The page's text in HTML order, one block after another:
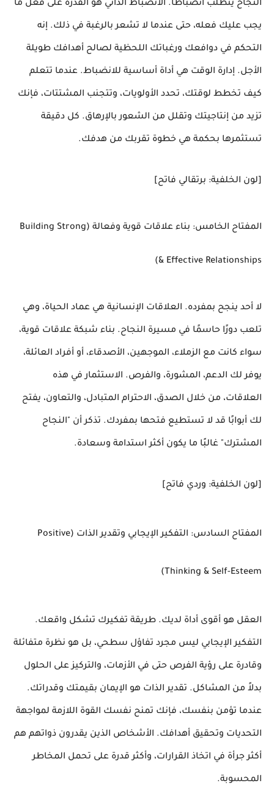
النجاح يتطلب انضباطًا. الانضباط الذاتي هو القدرة على فعل ما
يجب عليك فعله، حتى عندما لا تشعر بالرغبة في ذلك. إنه
التحكم في دوافعك ورغباتك اللحظية لصالح أهدافك طويلة
الأجل. إدارة الوقت هي أداة أساسية للانضباط. عندما تتعلم
كيف تخطط لوقتك، تحدد الأولويات، وتتجنب المشتتات، فإنك
تزيد من إنتاجيتك وتقلل من الشعور بالإرهاق. كل دقيقة
تستثمرها بحكمة هي خطوة تقربك من هدفك.
[لون الخلفية: برتقالي فاتح]
المفتاح الخامس: بناء علاقات قوية وفعالة (Building Strong
& Effective Relationships)
لا أحد ينجح بمفرده. العلاقات الإنسانية هي عماد الحياة، وهي
تلعب دورًا حاسمًا في مسيرة النجاح. بناء شبكة علاقات قوية،
سواء كانت مع الزملاء، الموجهين، الأصدقاء، أو أفراد العائلة،
يوفر لك الدعم، المشورة، والفرص. الاستثمار في هذه
العلاقات، من خلال الصدق، الاحترام المتبادل، والتعاون، يفتح
لك أبوابًا قد لا تستطيع فتحها بمفردك. تذكر أن "النجاح
المشترك" غالبًا ما يكون أكثر استدامة وسعادة.
[لون الخلفية: وردي فاتح]
المفتاح السادس: التفكير الإيجابي وتقدير الذات (Positive
Thinking & Self-Esteem)
العقل هو أقوى أداة لديك. طريقة تفكيرك تشكل واقعك.
التفكير الإيجابي ليس مجرد تفاؤل سطحي، بل هو نظرة متفائلة
وقادرة على رؤية الفرص حتى في الأزمات، والتركيز على الحلول
بدلاً من المشاكل. تقدير الذات هو الإيمان بقيمتك وقدراتك.
عندما تؤمن بنفسك، فإنك تمنح نفسك القوة اللازمة لمواجهة
التحديات وتحقيق أهدافك. الأشخاص الذين يقدرون ذواتهم هم
أكثر جرأة في اتخاذ القرارات، وأكثر قدرة على تحمل المخاطر
المحسوبة.